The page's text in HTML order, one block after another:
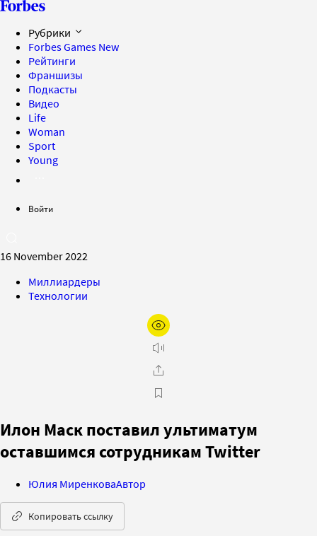
Рубрики
Forbes Games New
Рейтинги
Франшизы
Подкасты
Видео
Life
Woman
Sport
Young
Войти
16 November 2022
Миллиардеры
Технологии
Илон Маск поставил ультиматум
оставшимся сотрудникам Twitter
Юлия МиренковаАвтор
Копировать ссылку